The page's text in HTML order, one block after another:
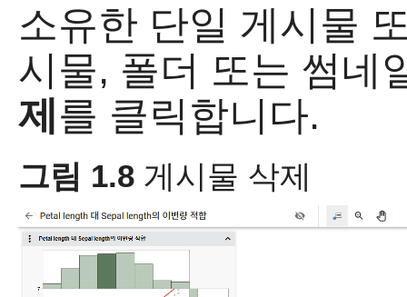
소유한 단일 게시물
시물, 폴더 또는 썸네
제를 클릭합니다.
그림 1.8 게시물 삭제